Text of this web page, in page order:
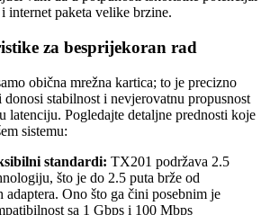
internet paketa velike brzine.
za besprijekoran rad
obična mrežna kartica; to je precizno
stabilnost i nevjerovatnu propusnost
latenciju. Pogledajte detaljne prednosti koje
sistemu:
standardi: TX201 podržava 2.5
što je do 2.5 puta brže od
Ono što ga čini posebnim je
sa 1 Gbps i 100 Mbps